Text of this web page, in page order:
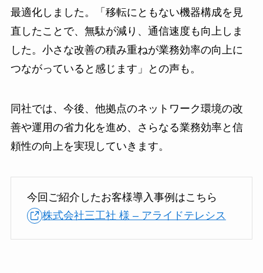
最適化しました。「移転にともない機器構成を見
直したことで、無駄が減り、通信速度も向上しま
した。小さな改善の積み重ねが業務効率の向上に
つながっていると感じます」との声も。
同社では、今後、他拠点のネットワーク環境の改
善や運用の省力化を進め、さらなる業務効率と信
頼性の向上を実現していきます。
今回ご紹介したお客様導入事例はこちら
株式会社三工社 様 – アライドテレシス